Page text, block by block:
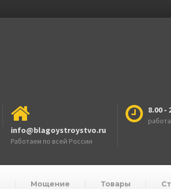
info@blagoystroystvo.ru
Работаем по всей России
8.00 -
Мощение Товары